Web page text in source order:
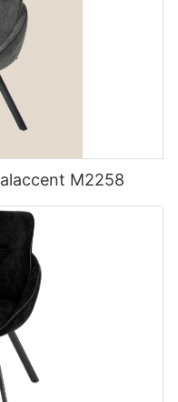
M2258